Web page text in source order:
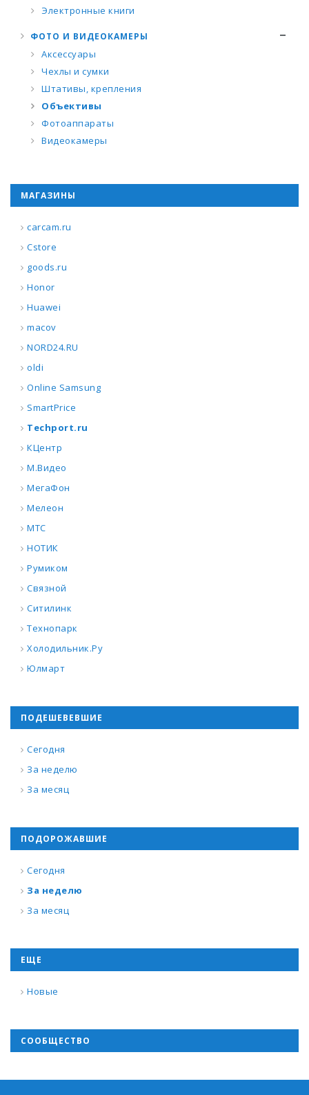
Электронные книги
ФОТО И ВИДЕОКАМЕРЫ
Аксессуары
Чехлы и сумки
Штативы, крепления
Объективы
Фотоаппараты
Видеокамеры
МАГАЗИНЫ
carcam.ru
Cstore
goods.ru
Honor
Huawei
macov
NORD24.RU
oldi
Online Samsung
SmartPrice
Techport.ru
КЦентр
М.Видео
МегаФон
Мелеон
МТС
НОТИК
Румиком
Связной
Ситилинк
Технопарк
Холодильник.Ру
Юлмарт
ПОДЕШЕВЕВШИЕ
Сегодня
За неделю
За месяц
ПОДОРОЖАВШИЕ
Сегодня
За неделю
За месяц
ЕЩЕ
Новые
СООБЩЕСТВО